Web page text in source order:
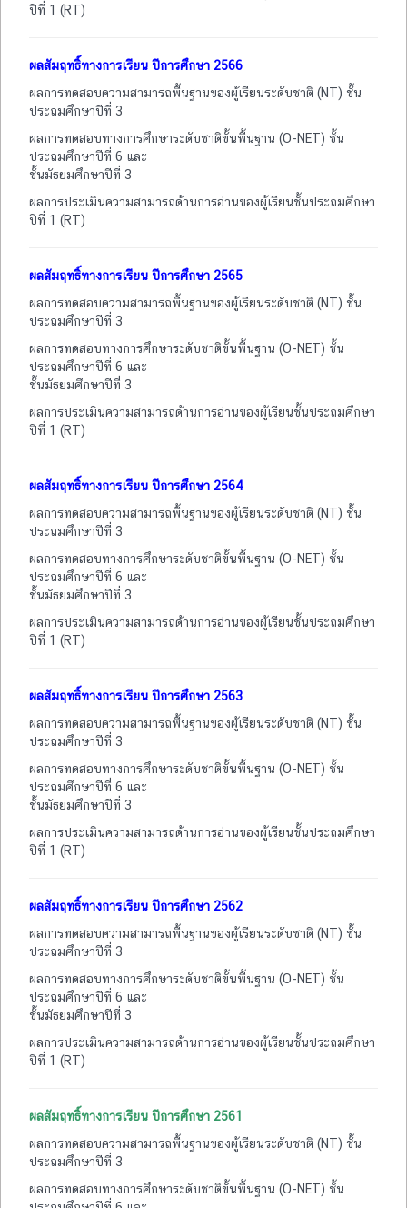
ปีที่ 1 (RT)
ผลสัมฤทธิ์ทางการเรียน ปีการศึกษา 2566
ผลการทดสอบความสามารถพื้นฐานของผู้เรียนระดับชาติ (NT) ชั้น
ประถมศึกษาปีที่ 3
ผลการทดสอบทางการศึกษาระดับชาติขั้นพื้นฐาน (O-NET) ชั้น
ประถมศึกษาปีที่ 6 และ
ชั้นมัธยมศึกษาปีที่ 3
ผลการประเมินความสามารถด้านการอ่านของผู้เรียนชั้นประถมศึกษา
ปีที่ 1 (RT)
ผลสัมฤทธิ์ทางการเรียน ปีการศึกษา 2565
ผลการทดสอบความสามารถพื้นฐานของผู้เรียนระดับชาติ (NT) ชั้น
ประถมศึกษาปีที่ 3
ผลการทดสอบทางการศึกษาระดับชาติขั้นพื้นฐาน (O-NET) ชั้น
ประถมศึกษาปีที่ 6 และ
ชั้นมัธยมศึกษาปีที่ 3
ผลการประเมินความสามารถด้านการอ่านของผู้เรียนชั้นประถมศึกษา
ปีที่ 1 (RT)
ผลสัมฤทธิ์ทางการเรียน ปีการศึกษา 2564
ผลการทดสอบความสามารถพื้นฐานของผู้เรียนระดับชาติ (NT) ชั้น
ประถมศึกษาปีที่ 3
ผลการทดสอบทางการศึกษาระดับชาติขั้นพื้นฐาน (O-NET) ชั้น
ประถมศึกษาปีที่ 6 และ
ชั้นมัธยมศึกษาปีที่ 3
ผลการประเมินความสามารถด้านการอ่านของผู้เรียนชั้นประถมศึกษา
ปีที่ 1 (RT)
ผลสัมฤทธิ์ทางการเรียน ปีการศึกษา 2563
ผลการทดสอบความสามารถพื้นฐานของผู้เรียนระดับชาติ (NT) ชั้น
ประถมศึกษาปีที่ 3
ผลการทดสอบทางการศึกษาระดับชาติขั้นพื้นฐาน (O-NET) ชั้น
ประถมศึกษาปีที่ 6 และ
ชั้นมัธยมศึกษาปีที่ 3
ผลการประเมินความสามารถด้านการอ่านของผู้เรียนชั้นประถมศึกษา
ปีที่ 1 (RT)
ผลสัมฤทธิ์ทางการเรียน ปีการศึกษา 2562
ผลการทดสอบความสามารถพื้นฐานของผู้เรียนระดับชาติ (NT) ชั้น
ประถมศึกษาปีที่ 3
ผลการทดสอบทางการศึกษาระดับชาติขั้นพื้นฐาน (O-NET) ชั้น
ประถมศึกษาปีที่ 6 และ
ชั้นมัธยมศึกษาปีที่ 3
ผลการประเมินความสามารถด้านการอ่านของผู้เรียนชั้นประถมศึกษา
ปีที่ 1 (RT)
ผลสัมฤทธิ์ทางการเรียน ปีการศึกษา 2561
ผลการทดสอบความสามารถพื้นฐานของผู้เรียนระดับชาติ (NT) ชั้น
ประถมศึกษาปีที่ 3
ผลการทดสอบทางการศึกษาระดับชาติขั้นพื้นฐาน (O-NET) ชั้น